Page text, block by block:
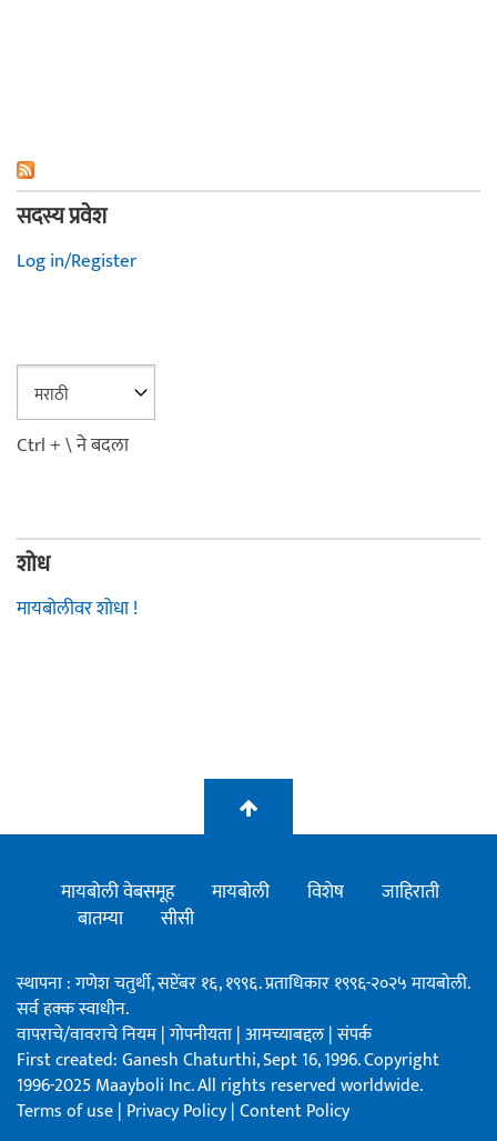
सदस्य प्रवेश
Log in/Register
Ctrl + \ ने बदला
शोध
मायबोलीवर शोधा !
मायबोली वेबसमूह मायबोली विशेष
जाहिराती
बातम्या
सीसी
स्थापना : गणेश चतुर्थी, सप्टेंबर १६, १९९६. प्रताधिकार १९९६-२०२५ मायबोली.
सर्व हक्क स्वाधीन.
वापराचे/वावराचे नियम|गोपनीयता|आमच्याबद्दल|संपर्क
First created: Ganesh Chaturthi, Sept 16, 1996. Copyright
1996-2025 Maayboli Inc. All rights reserved worldwide.
Terms of use| Privacy Policy|Content Policy